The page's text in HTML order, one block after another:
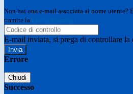
Non hai una e-mail associata al nome utente?
tramite la
E-mail inviata, si prega di controllare la
Errore
Chiudi
Successo